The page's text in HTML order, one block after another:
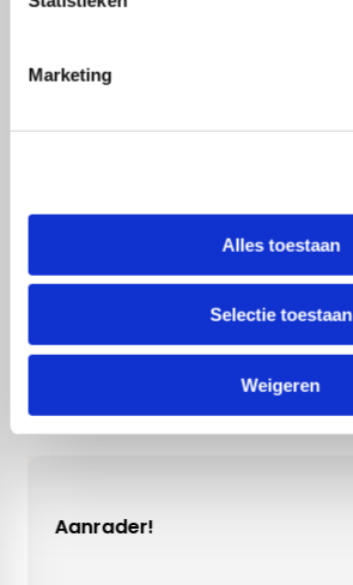
Marketing
Alles toestaan
Selectie toestaan
Weigeren
Wat zeggen
onze klanten?